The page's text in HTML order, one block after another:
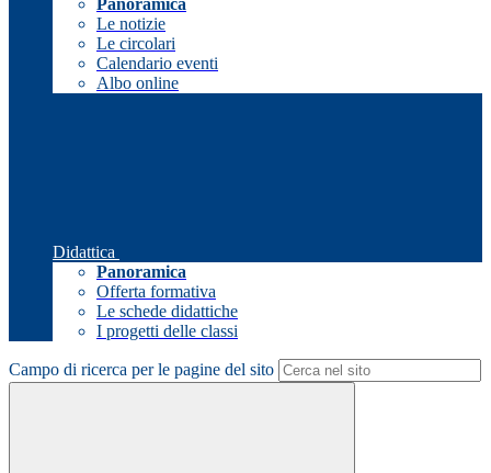
Panoramica
Le notizie
Le circolari
Calendario eventi
Albo online
Didattica
Panoramica
Offerta formativa
Le schede didattiche
I progetti delle classi
Campo di ricerca per le pagine del sito